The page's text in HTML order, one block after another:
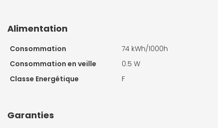
Alimentation
Consommation
74 kWh/1000h
Consommation en veille
0.5 W
Classe Energétique
F
Garanties